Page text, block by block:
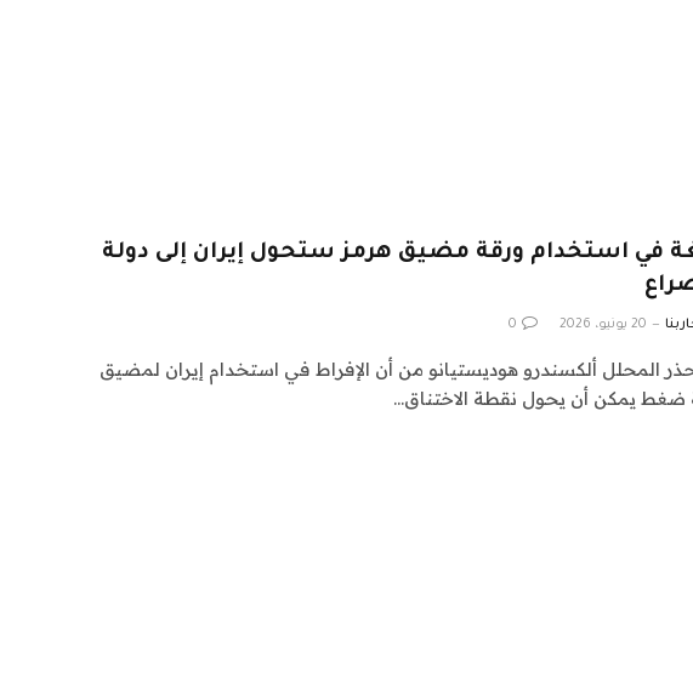
في استخدام ورقة مضيق هرمز ستحول إيران إلى دولة
20 يونيو، 2026 0
المحلل ألكسندرو هوديستيانو من أن الإفراط في استخدام إيران لمضيق
ضغط يمكن أن يحول نقطة الاختناق…